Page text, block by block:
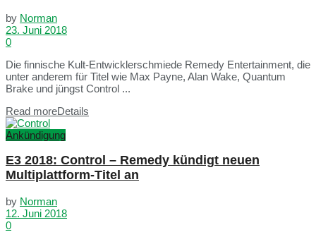
by Norman
23. Juni 2018
0
Die finnische Kult-Entwicklerschmiede Remedy Entertainment, die
unter anderem für Titel wie Max Payne, Alan Wake, Quantum
Brake und jüngst Control ...
Read moreDetails
Ankündigung
E3 2018: Control – Remedy kündigt neuen
Multiplattform-Titel an
by Norman
12. Juni 2018
0